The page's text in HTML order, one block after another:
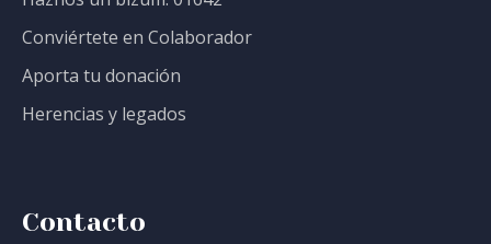
Conviértete en Colaborador
Aporta tu donación
Herencias y legados
Contacto